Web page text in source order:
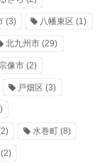
(3) 八幡東区 (1)
北九州市 (29)
像市(2)
戸畑区 (3)
水巻町(8)
(2)